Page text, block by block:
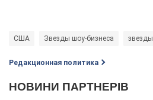
США Звезды шоу-бизнеса звезды
Редакционная политика